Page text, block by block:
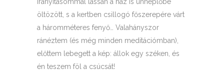
Irányításommal lassan a ház is ünneplőbe
öltözött, s a kertben csillogó főszerepére várt
a háromméteres fenyő… Valahányszor
ránéztem (és még minden meditációmban),
előttem lebegett a kép: állok egy széken, és
én teszem föl a csúcsát!